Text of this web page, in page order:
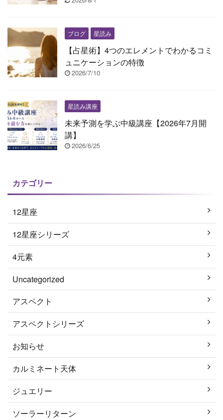
ブログ 星読み
【占星術】4つのエレメントでわかるコミ
ュニケーションの特徴
2026/7/10
星読み講座
未来予測を学ぶ中級講座【2026年7月開
講】
2026/6/25
カテゴリー
12星座
12星座シリーズ
4元素
Uncategorized
アスペクト
アスペクトシリーズ
お知らせ
カルミネート天体
ジュエリー
ソーラーリターン